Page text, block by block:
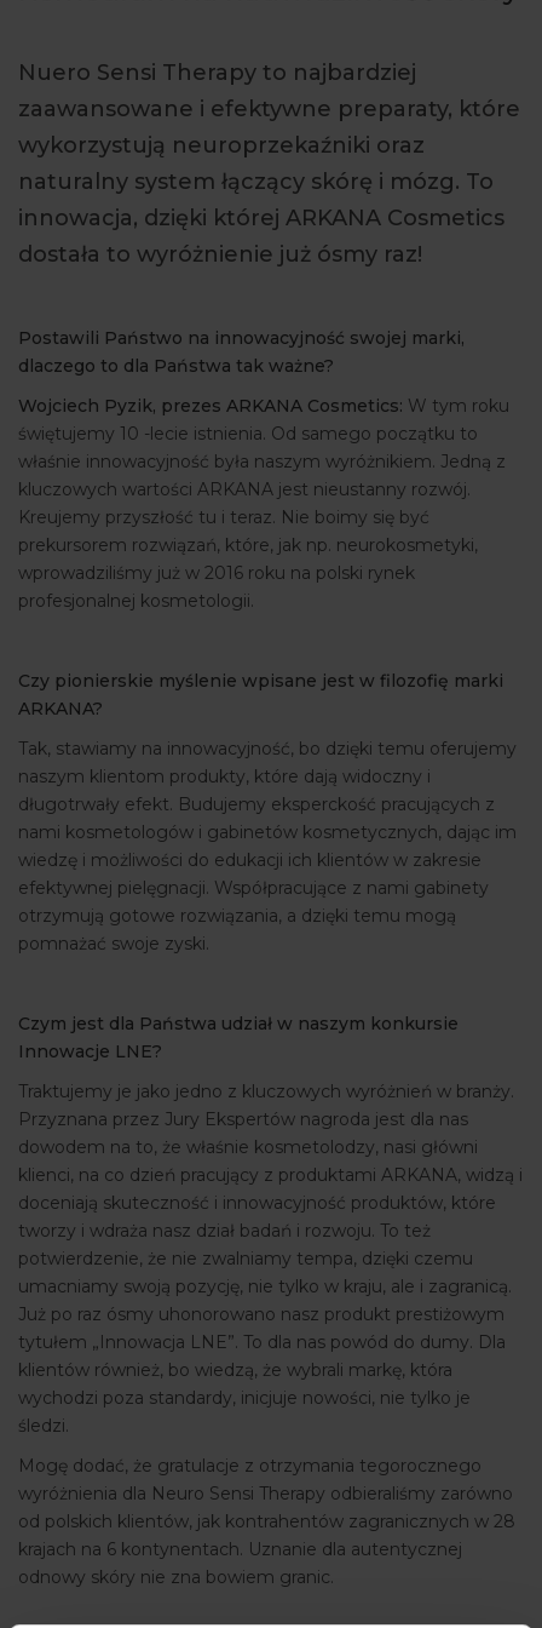
WYDARZENIA
Nuero Sensi Therapy to najbardziej
zaawansowane i efektywne preparaty, które
wykorzystują neuroprzekaźniki oraz
naturalny system łączący skórę i mózg. To
innowacja, dzięki której ARKANA Cosmetics
dostała to wyróżnienie już ósmy raz!
Postawili Państwo na innowacyjność swojej marki,
dlaczego to dla Państwa tak ważne?
Wojciech Pyzik, prezes ARKANA Cosmetics: W tym roku
świętujemy 10 -lecie istnienia. Od samego początku to
właśnie innowacyjność była naszym wyróżnikiem. Jedną z
kluczowych wartości ARKANA jest nieustanny rozwój.
Kreujemy przyszłość tu i teraz. Nie boimy się być
prekursorem rozwiązań, które, jak np. neurokosmetyki,
wprowadziliśmy już w 2016 roku na polski rynek
profesjonalnej kosmetologii.
Czy pionierskie myślenie wpisane jest w filozofię marki
ARKANA?
Tak, stawiamy na innowacyjność, bo dzięki temu oferujemy
naszym klientom produkty, które dają widoczny i
długotrwały efekt. Budujemy eksperckość pracujących z
nami kosmetologów i gabinetów kosmetycznych, dając im
wiedzę i możliwości do edukacji ich klientów w zakresie
efektywnej pielęgnacji. Współpracujące z nami gabinety
otrzymują gotowe rozwiązania, a dzięki temu mogą
pomnażać swoje zyski.
Czym jest dla Państwa udział w naszym konkursie
Innowacje LNE?
Traktujemy je jako jedno z kluczowych wyróżnień w branży.
Przyznana przez Jury Ekspertów nagroda jest dla nas
dowodem na to, że właśnie kosmetolodzy, nasi główni
klienci, na co dzień pracujący z produktami ARKANA, widzą i
doceniają skuteczność i innowacyjność produktów, które
tworzy i wdraża nasz dział badań i rozwoju. To też
potwierdzenie, że nie zwalniamy tempa, dzięki czemu
umacniamy swoją pozycję, nie tylko w kraju, ale i zagranicą.
Już po raz ósmy uhonorowano nasz produkt prestiżowym
tytułem „Innowacja LNE”. To dla nas powód do dumy. Dla
klientów również, bo wiedzą, że wybrali markę, która
wychodzi poza standardy, inicjuje nowości, nie tylko je
śledzi.
Mogę dodać, że gratulacje z otrzymania tegorocznego
wyróżnienia dla Neuro Sensi Therapy odbieraliśmy zarówno
od polskich klientów, jak kontrahentów zagranicznych w 28
krajach na 6 kontynentach. Uznanie dla autentycznej
odnowy skóry nie zna bowiem granic.